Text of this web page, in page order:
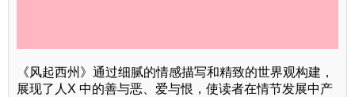
《风起西州》通过细腻的情感描写和精致的世界观构建，
展现了人X 中的善与恶、爱与恨，使读者在情节发展中产